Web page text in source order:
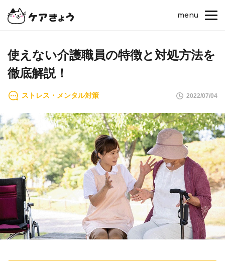
menu
使えない介護職員の特徴と対処方法を
徹底解説！
ストレス・メンタル対策 2022/07/04